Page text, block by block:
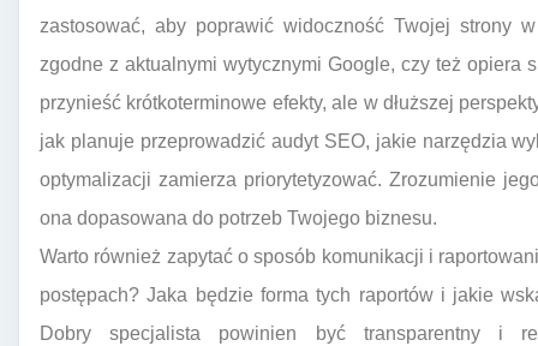
zastosować, aby poprawić widoczność Twojej strony
zgodne z aktualnymi wytycznymi Google, czy też opiera
przynieść krótkoterminowe efekty, ale w dłuższej
jak planuje przeprowadzić audyt SEO, jakie narzędzia
optymalizacji zamierza priorytetyzować. Zrozumienie
ona dopasowana do potrzeb Twojego biznesu.
Warto również zapytać o sposób komunikacji i
postępach? Jaka będzie forma tych raportów i jakie
Dobry specjalista powinien być transparentny i